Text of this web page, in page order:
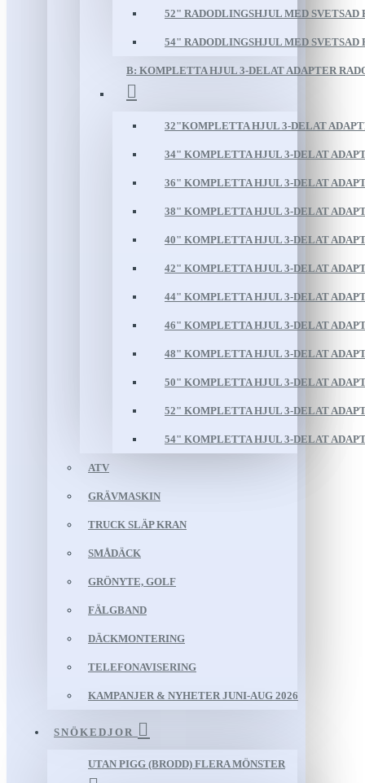
52" RADODLINGSHJUL MED SVETSAD
54" RADODLINGSHJUL MED SVETSAD
B: KOMPLETTA HJUL 3-DELAT ADAPTER
32"KOMPLETTA HJUL 3-DELAT
34" KOMPLETTA HJUL 3-DELAT
36" KOMPLETTA HJUL 3-DELAT
38" KOMPLETTA HJUL 3-DELAT
40" KOMPLETTA HJUL 3-DELAT
42" KOMPLETTA HJUL 3-DELAT
44" KOMPLETTA HJUL 3-DELAT
46" KOMPLETTA HJUL 3-DELAT
48" KOMPLETTA HJUL 3-DELAT
50" KOMPLETTA HJUL 3-DELAT
52" KOMPLETTA HJUL 3-DELAT
54" KOMPLETTA HJUL 3-DELAT
ATV
GRÄVMASKIN
TRUCK SLÄP KRAN
SMÅDÄCK
GRÖNYTE, GOLF
FÄLGBAND
DÄCKMONTERING
TELEFONAVISERING
KAMPANJER & NYHETER JUNI-AUG 2026
SNÖKEDJOR
UTAN PIGG (BRODD) FLERA MÖNSTER